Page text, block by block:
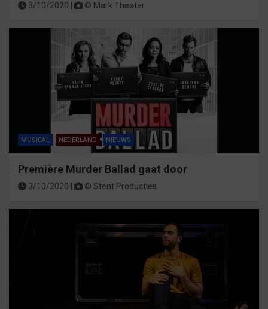
3/10/2020 | © Mark Theater
MUSICAL NEDERLAND NIEUWS
Première Murder Ballad gaat door
3/10/2020 | © Stent Producties